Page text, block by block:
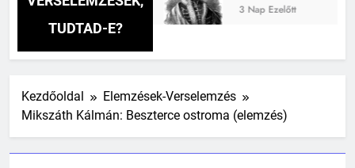
TUDTAD-E?
3 Nap Ezelőtt
Kezdőoldal
Elemzések-Verselemzés
Mikszáth Kálmán: Beszterce ostroma (elemzés)